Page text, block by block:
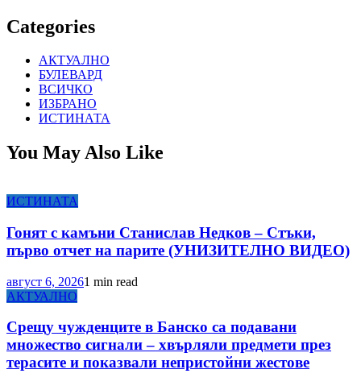
Categories
АКТУАЛНО
БУЛЕВАРД
ВСИЧКО
ИЗБРАНО
ИСТИНАТА
You May Also Like
ИСТИНАТА
Гонят с камъни Станислав Недков – Стъки,
първо отчет на парите (УНИЗИТЕЛНО ВИДЕО)
август 6, 20261 min read
АКТУАЛНО
Срещу чужденците в Банско са подавани
множество сигнали – хвърляли предмети през
терасите и показвали непристойни жестове